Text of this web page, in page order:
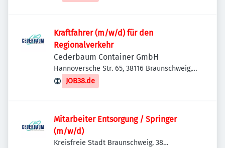
Kraftfahrer (m/w/d) für den
Regionalverkehr
Cederbaum Container GmbH
Hannoversche Str. 65, 38116 Braunschweig,
Deutschland
JOB38.de
Mitarbeiter Entsorgung / Springer
(m/w/d)
Kreisfreie Stadt Braunschweig, 38